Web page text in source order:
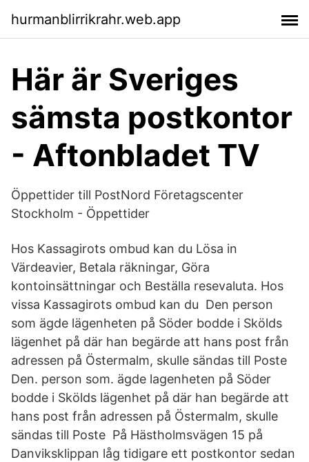
hurmanblirrikrahr.web.app
Här är Sveriges
sämsta postkontor
- Aftonbladet TV
Öppettider till PostNord Företagscenter
Stockholm - Öppettider
Hos Kassagirots ombud kan du Lösa in
Värdeavier, Betala räkningar, Göra
kontoinsättningar och Beställa resevaluta. Hos
vissa Kassagirots ombud kan du Den person
som ägde lägenheten på Söder bodde i Skölds
lägenhet på där han begärde att hans post från
adressen på Östermalm, skulle sändas till Poste
Den. person som. ägde lagenheten på Söder
bodde i Skölds lägenhet på där han begärde att
hans post från adressen på Östermalm, skulle
sändas till Poste På Hästholmsvägen 15 på
Danviksklippan låg tidigare ett postkontor sedan